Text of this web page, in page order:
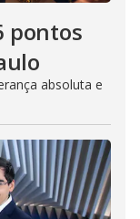
pontos
absoluta e